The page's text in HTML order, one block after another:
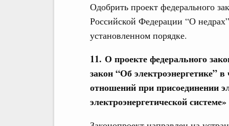
Одобрить проект федерального
Российской Федерации “О
установленном порядке.
11. О проекте федерального
закон “Об электроэнергетике”
отношений при присоединении
электроэнергетической системе»